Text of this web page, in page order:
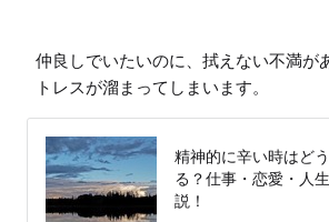
仲良しでいたいのに、拭えない不満が
トレスが溜まってしまいます。
精神的に辛い時はど
る？仕事・恋愛・人
説！